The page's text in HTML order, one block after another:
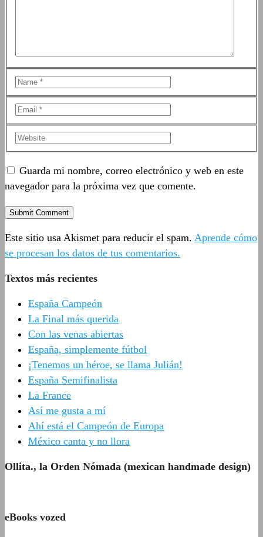
Guarda mi nombre, correo electrónico y web en este
navegador para la próxima vez que comente.
Este sitio usa Akismet para reducir el spam. Aprende cómo
se procesan los datos de tus comentarios.
Textos más recientes
España Campeón
La Final más querida
Con las venas abiertas
España, simplemente fútbol
¡Tenemos un héroe, se llama Julián!
España Semifinalista
La France
Así me gusta a mí
Ahí está el Campeón de Europa
México canta y no llora
Ollita., la Orden Nómada (mexican handmade design)
eBooks vozed